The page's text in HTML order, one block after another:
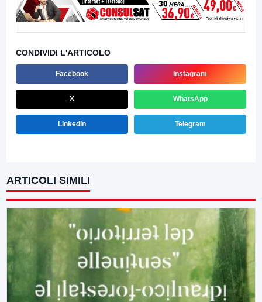
CONDIVIDI L'ARTICOLO
Facebook Instagram
X WhatsApp
LinkedIn Telegram
ARTICOLI SIMILI